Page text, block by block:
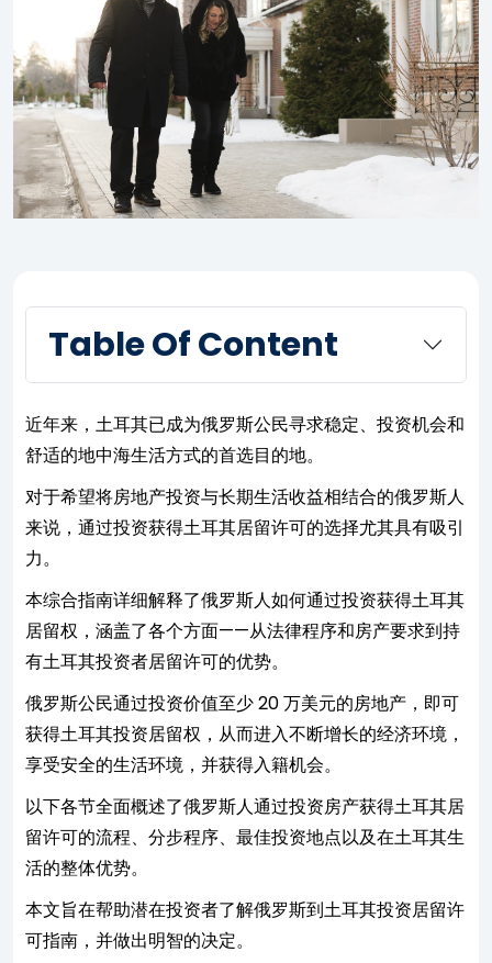
Table Of Content
近年来，土耳其已成为俄罗斯公民寻求稳定、投资机会和
舒适的地中海生活方式的首选目的地。
对于希望将房地产投资与长期生活收益相结合的俄罗斯人
来说，通过投资获得土耳其居留许可的选择尤其具有吸引
力。
本综合指南详细解释了俄罗斯人如何通过投资获得土耳其
居留权，涵盖了各个方面——从法律程序和房产要求到持
有土耳其投资者居留许可的优势。
俄罗斯公民通过投资价值至少 20 万美元的房地产，即可
获得土耳其投资居留权，从而进入不断增长的经济环境，
享受安全的生活环境，并获得入籍机会。
以下各节全面概述了俄罗斯人通过投资房产获得土耳其居
留许可的流程、分步程序、最佳投资地点以及在土耳其生
活的整体优势。
本文旨在帮助潜在投资者了解俄罗斯到土耳其投资居留许
可指南，并做出明智的决定。